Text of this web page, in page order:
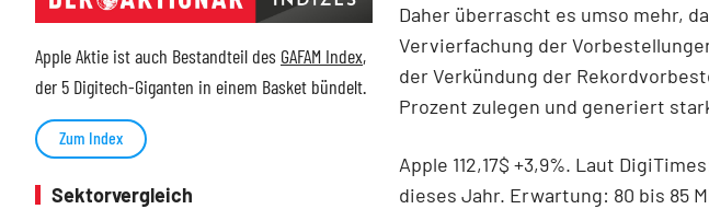
Daher überrascht es umso mehr,
Vervierfachung der
der Verkündung der
Prozent zulegen und generiert
Apple 112,17$ +3,9%. Laut
dieses Jahr. Erwartung: 80 bis 85
Apple Aktie ist auch Bestandteil des GAFAM Index,
der 5 Digitech-Giganten in einem Basket bündelt.
Zum Index
Sektorvergleich